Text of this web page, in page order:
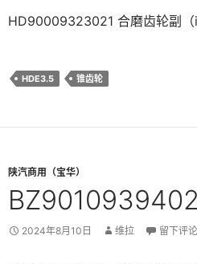
HD90009323021 合磨齿轮副（
HDE3.5 锥齿轮
陕汽商用（宝华）
2024年8月10日 维拉 留下评论